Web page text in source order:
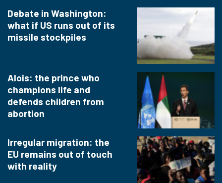
Debate in Washington:
what if US runs out of its
missile stockpiles
Alois: the prince who
champions life and
defends children from
abortion
Irregular migration: the
EU remains out of touch
with reality